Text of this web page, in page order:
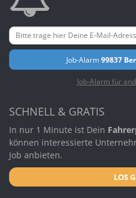
Job-Alarm99837
Job-Alarm für
SCHNELL & GRATIS
In nur 1 Minute ist Dein
können interessierte
Job anbieten.
LOS